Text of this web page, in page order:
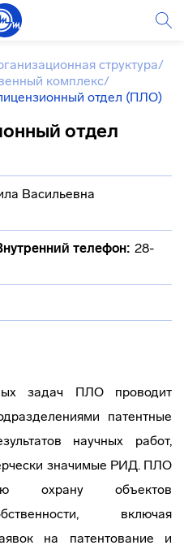
структура/
комплекс/
отдел (ПЛО)
отдел
Васильевна
телефон: 28-
задач ПЛО проводит
патентные
научных работ,
значимые РИД. ПЛО
охрану объектов
включая
на патентование и